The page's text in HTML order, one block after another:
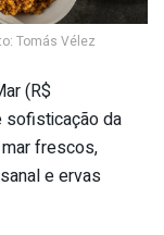
Tomás Vélez
(R$
sofisticação da
frescos,
e ervas